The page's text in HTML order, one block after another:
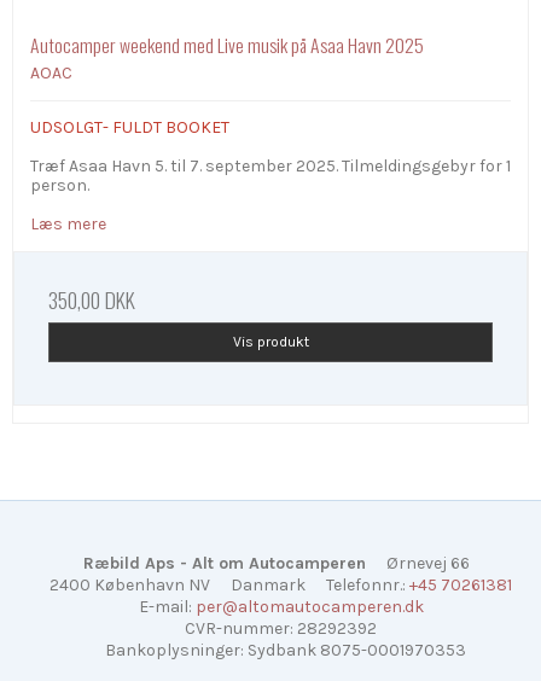
Autocamper weekend med Live musik på Asaa Havn 2025
AOAC
UDSOLGT- FULDT BOOKET
Træf Asaa Havn 5. til 7. september 2025. Tilmeldingsgebyr for 1
person.
Læs mere
350,00 DKK
Vis produkt
Ræbild Aps - Alt om Autocamperen
Ørnevej 66
2400 København NV
Danmark Telefonnr.: +45 70261381
E-mail: per@altomautocamperen.dk
CVR-nummer: 28292392
Bankoplysninger: Sydbank 8075-0001970353